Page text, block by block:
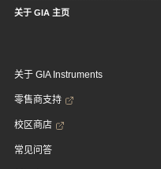
关于 GIA 主页
关于 GIA Instruments
零售商支持
校区商店
常见问答